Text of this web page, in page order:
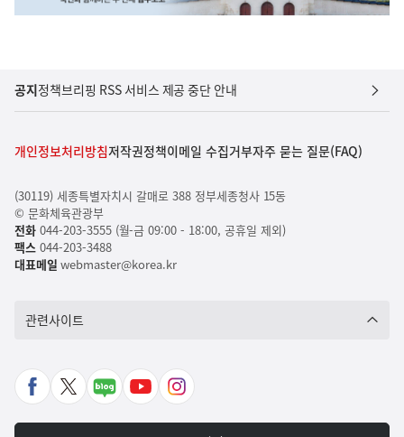
공지정책브리핑 RSS 서비스 제공 중단 안내
개인정보처리방침저작권정책이메일 수집거부자주 묻는 질문(FAQ)
(30119) 세종특별자치시 갈매로 388 정부세종청사 15동
© 문화체육관광부
전화044-203-3555 (월-금 09:00 - 18:00, 공휴일 제외)
팩스 044-203-3488
대표메일 webmaster@korea.kr
관련사이트
페
X
네
유
인